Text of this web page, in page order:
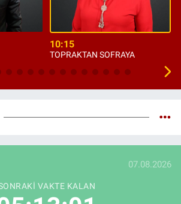
10:15
TOPRAKTAN SOFRAYA
07.08.2026
VAKTE KALAN